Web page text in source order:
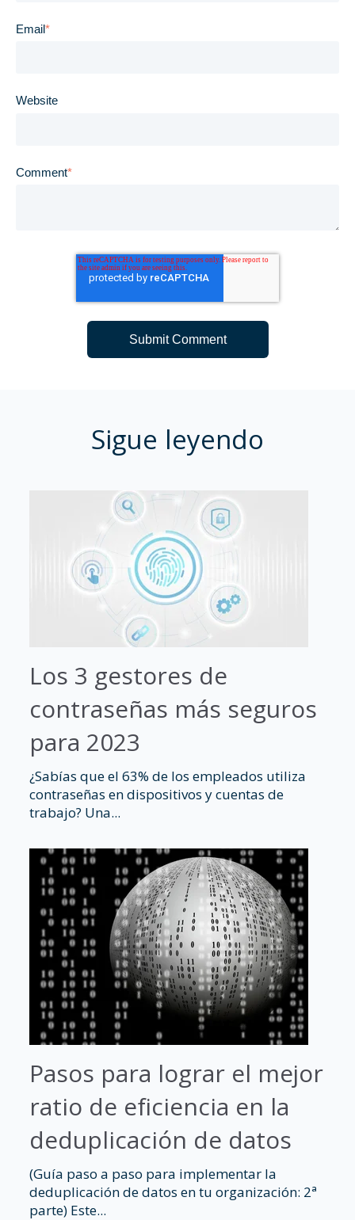
Email*
Website
Comment*
Sigue leyendo
Los 3 gestores de
contraseñas más seguros
para 2023
¿Sabías que el 63% de los empleados utiliza
contraseñas en dispositivos y cuentas de
trabajo? Una...
Pasos para lograr el mejor
ratio de eficiencia en la
deduplicación de datos
(Guía paso a paso para implementar la
deduplicación de datos en tu organización: 2ª
parte) Este...